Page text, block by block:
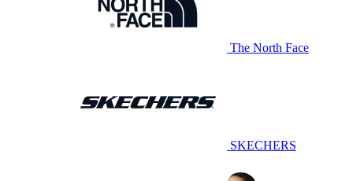
The North Face
SKECHERS